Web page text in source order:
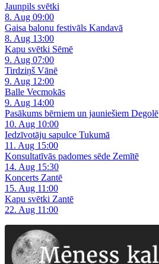
Jaunpils svētki
8. Aug 09:00
Gaisa balonu festivāls Kandavā
8. Aug 13:00
Kapu svētki Sēmē
9. Aug 07:00
Tirdziņš Vānē
9. Aug 12:00
Balle Vecmokās
9. Aug 14:00
Pasākums bērniem un jauniešiem Degolē
10. Aug 10:00
Iedzīvotāju sapulce Tukumā
11. Aug 15:00
Konsultatīvās padomes sēde Zemītē
14. Aug 15:30
Koncerts Zantē
15. Aug 11:00
Kapu svētki Zantē
22. Aug 11:00